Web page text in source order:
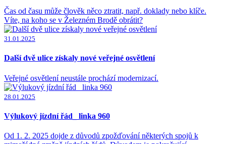
Čas od času může člověk něco ztratit, např. doklady nebo klíče.
Víte, na koho se v Železném Brodě obrátit?
31.01.2025
Další dvě ulice získaly nové veřejné osvětlení
Veřejné osvětlení neustále prochází modernizací.
28.01.2025
Výlukový jízdní řád_ linka 960
Od 1. 2. 2025 dojde z důvodů zpožďování některých spojů k